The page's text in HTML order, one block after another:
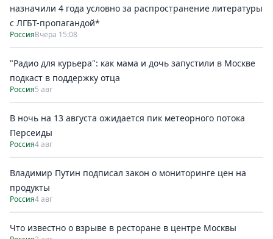
назначили 4 года условно за распространение литературы
с ЛГБТ-пропагандой*
РоссияВчера 15:08
"Радио для курьера": как мама и дочь запустили в Москве
подкаст в поддержку отца
Россия5 авг
В ночь на 13 августа ожидается пик метеорного потока
Персеиды
Россия4 авг
Владимир Путин подписал закон о мониторинге цен на
продукты
Россия4 авг
Что известно о взрыве в ресторане в центре Москвы